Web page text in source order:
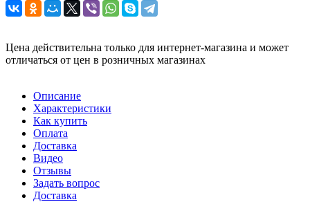
Цена действительна только для интернет-магазина и может
отличаться от цен в розничных магазинах
Описание
Характеристики
Как купить
Оплата
Доставка
Видео
Отзывы
Задать вопрос
Доставка